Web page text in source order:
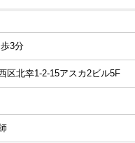
3分
区北幸1-2-15アスカ2ビル5F